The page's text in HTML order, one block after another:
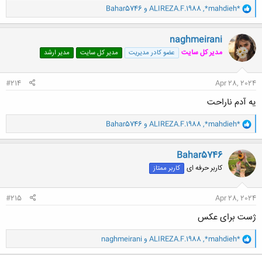
و
ا
ک
ن
ش
ه
ا
*mahdieh*
,
ALIREZA.F.1988 و Bahar5746
naghmeirani
مدیر کل سایت عضو کادر مدیریت مدیر کل سایت مدیر ارشد
Apr 28, 2024
#214
یه آدم ناراحت
و
ا
ک
ن
ش
ه
ا
*mahdieh*
,
ALIREZA.F.1988 و Bahar5746
Bahar5746
کاربر حرفه ای کاربر ممتاز
Apr 28, 2024
#215
ژست برای عکس
و
ا
*mahdieh*
,
ALIREZA.F.1988 و naghmeirani